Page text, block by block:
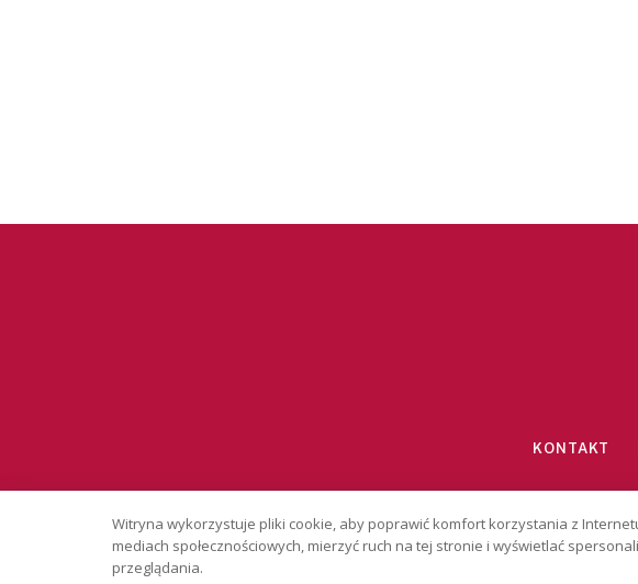
KONTAKT
Copyright © 2026 PSGonline.pl
Witryna wykorzystuje pliki cookie, aby poprawić komfort korzystania z
mediach społecznościowych, mierzyć ruch na tej stronie i wyświetlać
przeglądania.